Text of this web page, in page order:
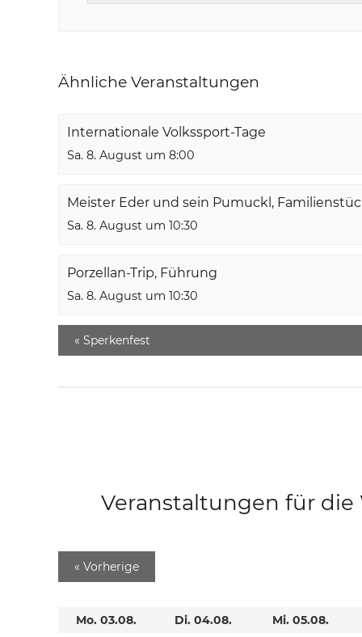
Ähnliche Veranstaltungen
Internationale Volkssport-Tage
Sa. 8. August um 8:00
Meister Eder und sein Pumuckl,
Sa. 8. August um 10:30
Porzellan-Trip, Führung
Sa. 8. August um 10:30
« Sperkenfest
Veranstaltungen für die
« Vorherige
Mo. 03.08.
Di. 04.08.
Mi. 05.08.